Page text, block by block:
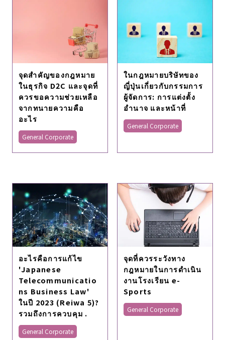
จุดสำคัญของกฎหมาย
ในธุรกิจ D2C และจุดที่
ควรขอความช่วยเหลือ
จากทนายความคือ
อะไร
General Corporate
ในกฎหมายบริษัทของ
ญี่ปุ่นเกี่ยวกับกรรมการ
ผู้จัดการ: การแต่งตั้ง
อํานาจ และหน้าที่
General Corporate
อะไรคือการแก้ไข
'Japanese
Telecommunicatio
ns Business Law'
ในปี 2023 (Reiwa 5)?
รวมถึงการควบคุม .
General Corporate
จุดที่ควรระวังทาง
กฎหมายในการดำเนิน
งานโรงเรียน e-
Sports
General Corporate